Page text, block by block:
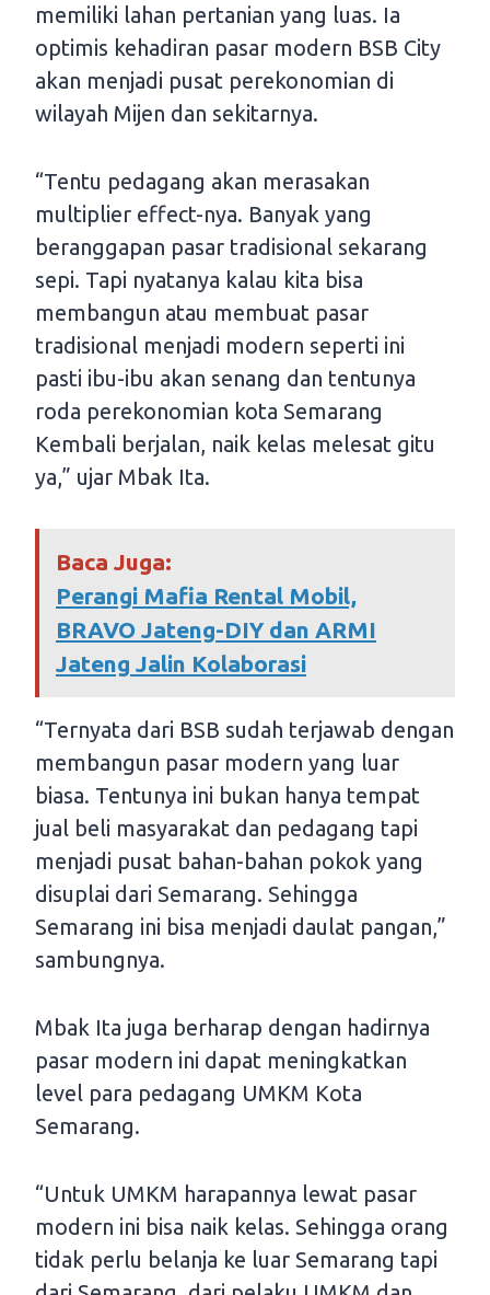
memiliki lahan pertanian yang luas. Ia
optimis kehadiran pasar modern BSB City
akan menjadi pusat perekonomian di
wilayah Mijen dan sekitarnya.
“Tentu pedagang akan merasakan
multiplier effect-nya. Banyak yang
beranggapan pasar tradisional sekarang
sepi. Tapi nyatanya kalau kita bisa
membangun atau membuat pasar
tradisional menjadi modern seperti ini
pasti ibu-ibu akan senang dan tentunya
roda perekonomian kota Semarang
Kembali berjalan, naik kelas melesat gitu
ya,” ujar Mbak Ita.
Baca Juga:
Perangi Mafia Rental Mobil,
BRAVO Jateng-DIY dan ARMI
Jateng Jalin Kolaborasi
“Ternyata dari BSB sudah terjawab dengan
membangun pasar modern yang luar
biasa. Tentunya ini bukan hanya tempat
jual beli masyarakat dan pedagang tapi
menjadi pusat bahan-bahan pokok yang
disuplai dari Semarang. Sehingga
Semarang ini bisa menjadi daulat pangan,”
sambungnya.
Mbak Ita juga berharap dengan hadirnya
pasar modern ini dapat meningkatkan
level para pedagang UMKM Kota
Semarang.
“Untuk UMKM harapannya lewat pasar
modern ini bisa naik kelas. Sehingga orang
tidak perlu belanja ke luar Semarang tapi